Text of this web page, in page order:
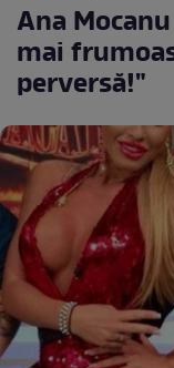
Ana
mai
perversă!"